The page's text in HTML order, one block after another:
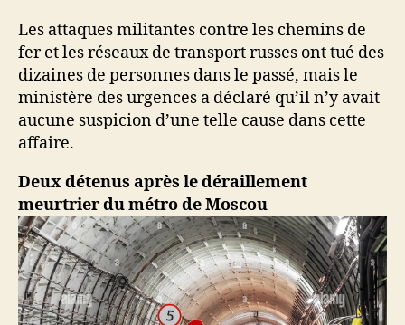
Les attaques militantes contre les chemins de
fer et les réseaux de transport russes ont tué des
dizaines de personnes dans le passé, mais le
ministère des urgences a déclaré qu’il n’y avait
aucune suspicion d’une telle cause dans cette
affaire.
Deux détenus après le déraillement
meurtrier du métro de Moscou